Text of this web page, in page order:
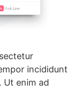
incididunt
Ut enim ad